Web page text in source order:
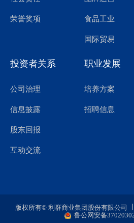
荣誉奖项 食品工业
国际贸易
投资者关系
公司治理
信息披露
股东回报
互动交流
职业发展
培养方案
招聘信息
版权所有© 利群商业集团股份有限公司
鲁公网安备